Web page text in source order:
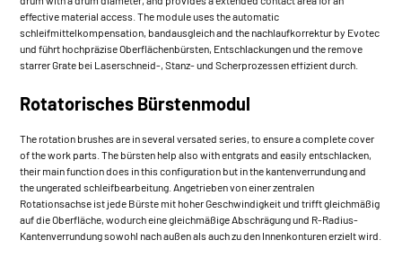
effective material access. The module uses the automatic
schleifmittelkompensation, bandausgleich and the nachlaufkorrektur by Evotec
und führt hochpräzise Oberflächenbürsten, Entschlackungen und the remove
starrer Grate bei Laserschneid-, Stanz- und Scherprozessen effizient durch.
Rotatorisches Bürstenmodul
The rotation brushes are in several versated series, to ensure a complete cover
of the work parts. The bürsten help also with entgrats and easily entschlacken,
their main function does in this configuration but in the kantenverrundung and
the ungerated schleifbearbeitung. Angetrieben von einer zentralen
Rotationsachse ist jede Bürste mit hoher Geschwindigkeit und trifft gleichmäßig
auf die Oberfläche, wodurch eine gleichmäßige Abschrägung und R-Radius-
Kantenverrundung sowohl nach außen als auch zu den Innenkonturen erzielt wird.